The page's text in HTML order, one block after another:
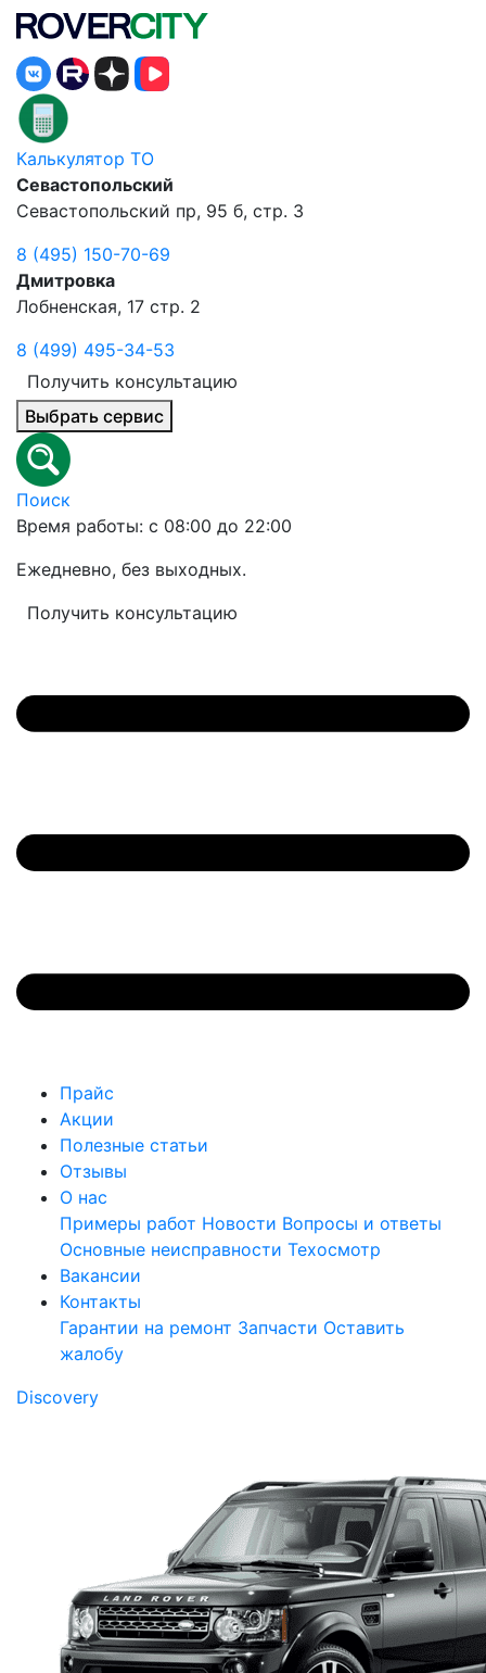
Калькулятор ТО
Севастопольский
Севастопольский пр, 95 б, стр. 3
8 (495) 150-70-69
Дмитровка
Лобненская, 17 стр. 2
8 (499) 495-34-53
Получить консультацию
Выбрать сервис
Поиск
Время работы: с 08:00 до 22:00
Ежедневно, без выходных.
Получить консультацию
Прайс
Акции
Полезные статьи
Отзывы
О нас
Примеры работ Новости Вопросы и ответы
Основные неисправности Техосмотр
Вакансии
Контакты
Гарантии на ремонт Запчасти Оставить
жалобу
Discovery